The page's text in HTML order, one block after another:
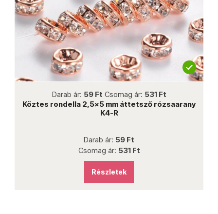
Darab ár: 59 Ft Csomag ár: 531 Ft
Köztes rondella 2,5x5 mm áttetsző rózsaarany
K4-R
Darab ár: 59 Ft
Csomag ár: 531 Ft
Részletek